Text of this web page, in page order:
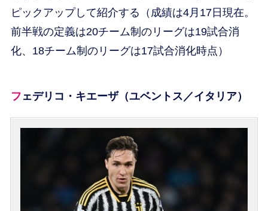
ピックアップして紹介する（成績は4月17日現在。
前半戦の定義は20チーム制のリーグは19試合消
化、18チーム制のリーグは17試合消化時点）
フェデリコ・キエーザ（ユベントス／イタリア）